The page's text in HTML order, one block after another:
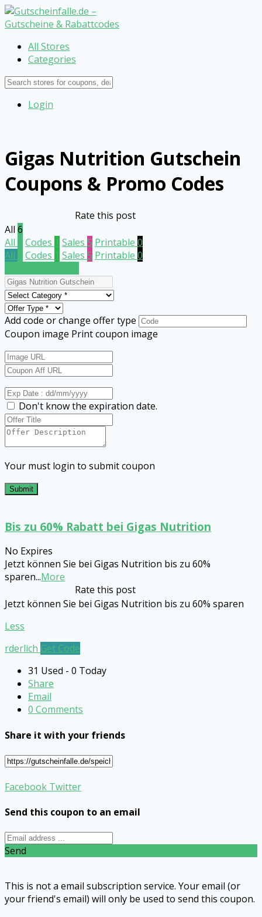
All Stores
Categories
Login
Gigas Nutrition Gutschein
Coupons & Promo Codes
Rate this post
All 6
All
Codes 1 Sales 5 Printable 0
All
Codes 1 Sales 5 Printable 0
Add code or change offer type
Coupon image Print coupon image
Don't know the expiration date.
Your must login to submit coupon
Submit
Bis zu 60% Rabatt bei Gigas Nutrition
No Expires
Jetzt können Sie bei Gigas Nutrition bis zu 60%
sparen...More
Rate this post
Jetzt können Sie bei Gigas Nutrition bis zu 60% sparen
Less
rderlich Get Code
31 Used - 0 Today
Share
Email
0 Comments
Share it with your friends
Facebook Twitter
Send this coupon to an email
Send
This is not a email subscription service. Your email (or
your friend's email) will only be used to send this coupon.